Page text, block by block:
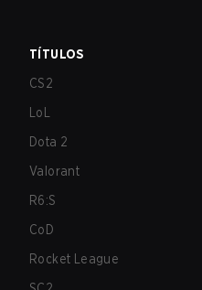
TÍTULOS
CS2
LoL
Dota 2
Valorant
R6:S
CoD
Rocket League